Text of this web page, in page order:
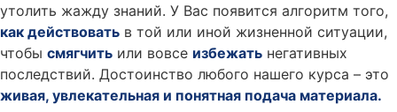
утолить жажду знаний. У Вас появится алгоритм того,
как действовать в той или иной жизненной ситуации,
чтобы смягчить или вовсе избежать негативных
последствий. Достоинство любого нашего курса – это
живая, увлекательная и понятная подача материала.